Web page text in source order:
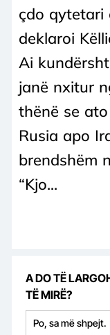
çdo qytetari
deklaroi
Ai
janë nxitur
thënë se
Rusia apo
brendshëm
“Kjo...
A DO TË
TË MIRË?
Po, sa më shpejt.